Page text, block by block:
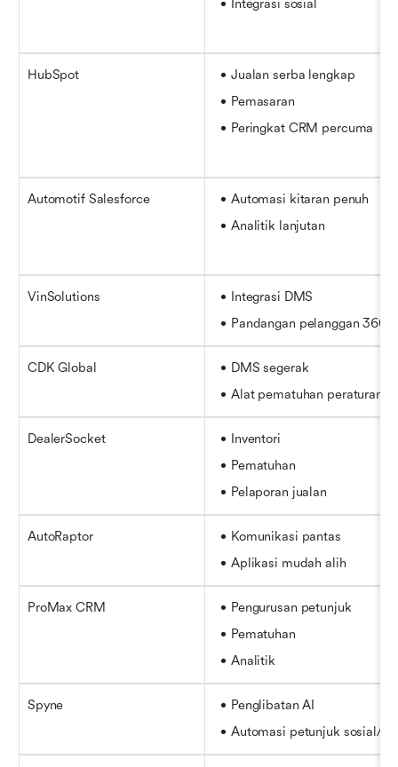
Integrasi sosial
HubSpot
Jualan serba lengkap
Pemasaran
Peringkat CRM percuma
Automotif Salesforce
Automasi kitaran penuh
Analitik lanjutan
VinSolutions
Integrasi DMS
Pandangan pelanggan 360°
CDK Global
DMS segerak
Alat pematuhan peraturan
DealerSocket
Inventori
Pematuhan
Pelaporan jualan
AutoRaptor
Komunikasi pantas
Aplikasi mudah alih
ProMax CRM
Pengurusan petunjuk
Pematuhan
Analitik
Spyne
Penglibatan AI
Automasi petunjuk sosial/